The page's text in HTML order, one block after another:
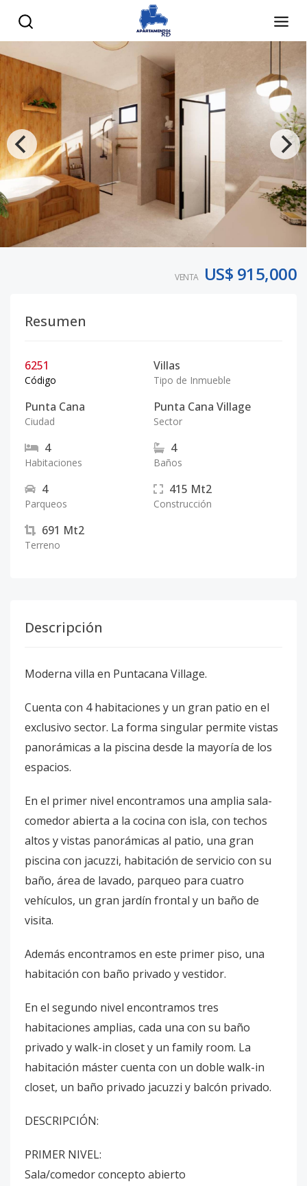
VENTA US$ 915,000
Resumen
6251
Código
Villas
Tipo de Inmueble
Punta Cana
Ciudad
Punta Cana Village
Sector
4
Habitaciones
4
Baños
4
Parqueos
415 Mt2
Construcción
691 Mt2
Terreno
Descripción
Moderna villa en Puntacana Village.
Cuenta con 4 habitaciones y un gran patio en el
exclusivo sector. La forma singular permite vistas
panorámicas a la piscina desde la mayoría de los
espacios.
En el primer nivel encontramos una amplia sala-
comedor abierta a la cocina con isla, con techos
altos y vistas panorámicas al patio, una gran
piscina con jacuzzi, habitación de servicio con su
baño, área de lavado, parqueo para cuatro
vehículos, un gran jardín frontal y un baño de
visita.
Además encontramos en este primer piso, una
habitación con baño privado y vestidor.
En el segundo nivel encontramos tres
habitaciones amplias, cada una con su baño
privado y walk-in closet y un family room. La
habitación máster cuenta con un doble walk-in
closet, un baño privado jacuzzi y balcón privado.
DESCRIPCIÓN:
PRIMER NIVEL:
Sala/comedor concepto abierto